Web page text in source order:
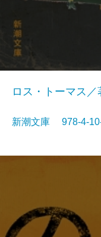
ロス・トーマス
新潮文庫 978-4-